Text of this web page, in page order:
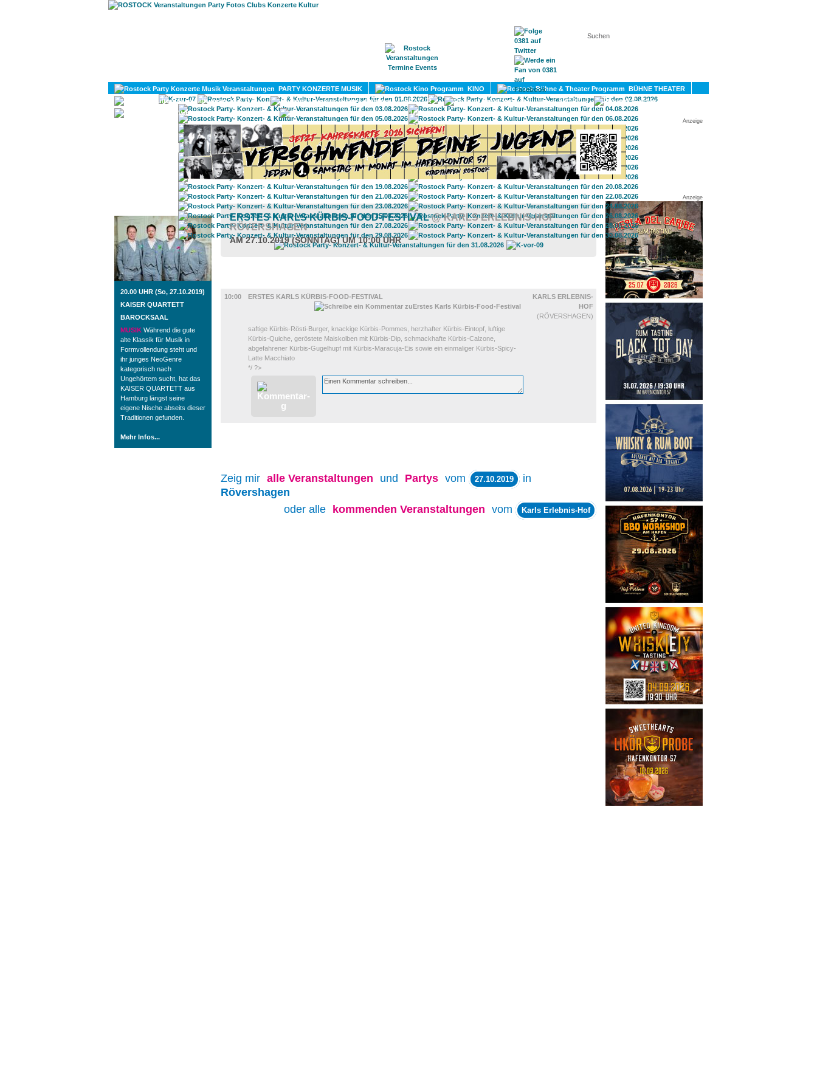
KONTAKT
PARTY KONZERTE MUSIK KINO
BÜHNE THEATER
KULTUR
LITERATUR SPORT
DIVERSES
UMLAND
Anzeige
ROSTOCK TAGESTIPP
20.00 UHR (So, 27.10.2019)
KAISER QUARTETT
BAROCKSAAL
MUSIK Während die gute
alte Klassik für Musik in
Formvollendung steht und
ihr junges NeoGenre
kategorisch nach
Ungehörtem sucht, hat das
KAISER QUARTETT aus
Hamburg längst seine
eigene Nische abseits dieser
Traditionen gefunden.
Mehr Infos...
Anzeige
ERSTES KARLS KÜRBIS-FOOD-FESTIVAL@ KARLS ERLEBNIS-HOF
RÖVERSHAGEN
AM 27.10.2019 (SONNTAG) UM 10:00 UHR
10:00
ERSTES KARLS KÜRBIS-FOOD-FESTIVAL
KARLS ERLEBNIS-
HOF
(RÖVERSHAGEN)
saftige Kürbis-Rösti-Burger, knackige Kürbis-Pommes, herzhafter Kürbis-Eintopf, luftige
Kürbis-Quiche, geröstete Maiskolben mit Kürbis-Dip, schmackhafte Kürbis-Calzone,
abgefahrener Kürbis-Gugelhupf mit Kürbis-Maracuja-Eis sowie ein einmaliger Kürbis-Spicy-
Latte Macchiato
*/ ?>
Zeig mir alle Veranstaltungen und Partys vom 27.10.2019
in
Rövershagen
oder alle
kommenden Veranstaltungen vom Karls Erlebnis-Hof